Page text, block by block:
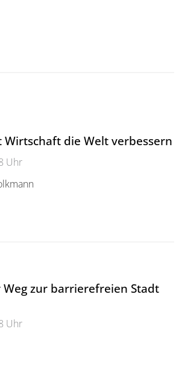
aus ganz Europa
Wirtschaft die Welt verbessern
Uhr
Wirtschaft die Welt verbessern
zur barrierefreien Stadt
Uhr
zur barrierefreien Stadt ist noch weit